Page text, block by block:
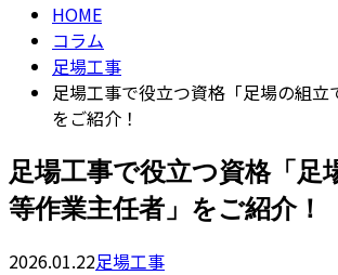
HOME
コラム
足場工事
足場工事で役立つ資格「足場の組立
をご紹介！
足場工事で役立つ資格「足
等作業主任者」をご紹介！
2026.01.22足場工事